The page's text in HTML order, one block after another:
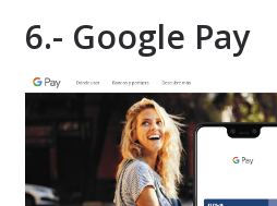
6.- Google Pay